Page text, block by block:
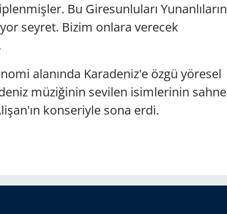
Bu Giresunluları Yunanlıların
seyret. Bizim onlara verecek
alanında Karadeniz'e özgü yöresel
müziğinin sevilen isimlerinin sahne
konseriyle sona erdi.